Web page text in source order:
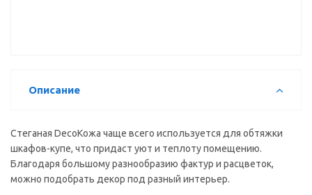
Описание
Стеганая DecoКожа чаще всего используется для обтяжки
шкафов-купе, что придаст уют и теплоту помещению.
Благодаря большому разнообразию фактур и расцветок,
можно подобрать декор под разный интерьер.